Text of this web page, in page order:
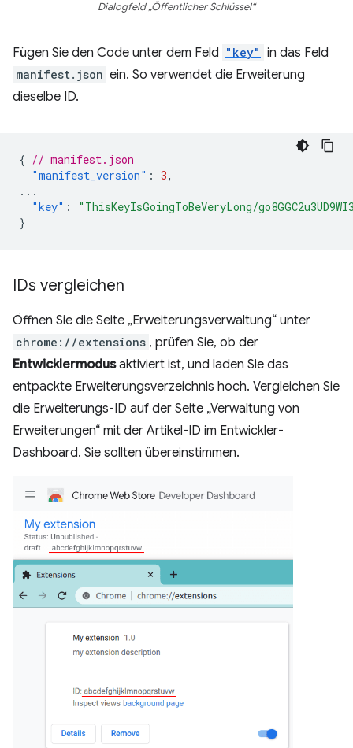
Dialogfeld „Öffentlicher Schlüssel“
Fügen Sie den Code unter dem Feld "key" in das Feld
manifest.json ein. So verwendet die Erweiterung
dieselbe ID.
{ // manifest.json
"manifest_version" : 3,
...
"key" :
"ThisKeyIsGoingToBeVeryLong/
}
IDs vergleichen
Öffnen Sie die Seite „Erweiterungsverwaltung“ unter
chrome://extensions , prüfen Sie, ob der
Entwicklermodusaktiviert ist, und laden Sie das
entpackte Erweiterungsverzeichnis hoch. Vergleichen Sie
die Erweiterungs-ID auf der Seite „Verwaltung von
Erweiterungen“ mit der Artikel-ID im Entwickler-
Dashboard. Sie sollten übereinstimmen.